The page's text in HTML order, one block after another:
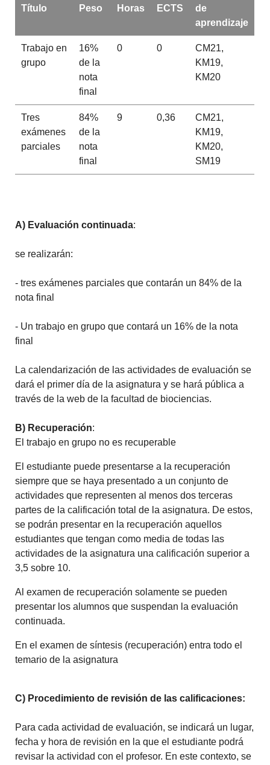
Título Peso Horas ECTS
de
aprendizaje
Trabajo en
grupo
16%
de la
nota
final
0 0
CM21,
KM19,
KM20
Tres
exámenes
parciales
84%
de la
nota
final
9 0,36
CM21,
KM19,
KM20,
SM19
A) Evaluación continuada:
se realizarán:
- tres exámenes parciales que contarán un 84% de la
nota final
- Un trabajo en grupo que contará un 16% de la nota
final
La calendarización de las actividades de evaluación se
dará el primer día de la asignatura y se hará pública a
través de la web de la facultad de biociencias.
B) Recuperación:
El trabajo en grupo no es recuperable
El estudiante puede presentarse a la recuperación
siempre que se haya presentado a un conjunto de
actividades que representen al menos dos terceras
partes de la calificación total de la asignatura. De estos,
se podrán presentar en la recuperación aquellos
estudiantes que tengan como media de todas las
actividades de la asignatura una calificación superior a
3,5 sobre 10.
Al examen de recuperación solamente se pueden
presentar los alumnos que suspendan la evaluación
continuada.
En el examen de síntesis (recuperación) entra todo el
temario de la asignatura
C) Procedimiento de revisión de las calificaciones:
Para cada actividad de evaluación, se indicará un lugar,
fecha y hora de revisión en la que el estudiante podrá
revisar la actividad con el profesor. En este contexto, se